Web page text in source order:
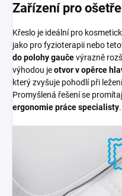
Zařízení pro
Křeslo je ideální pro
jako pro fyzioterapii nebo
do polohy gaučevýrazně
výhodou jeotvor v opěrce
který zvyšuje pohodlí při
Promyšlená řešení se
ergonomie práce specialisty.